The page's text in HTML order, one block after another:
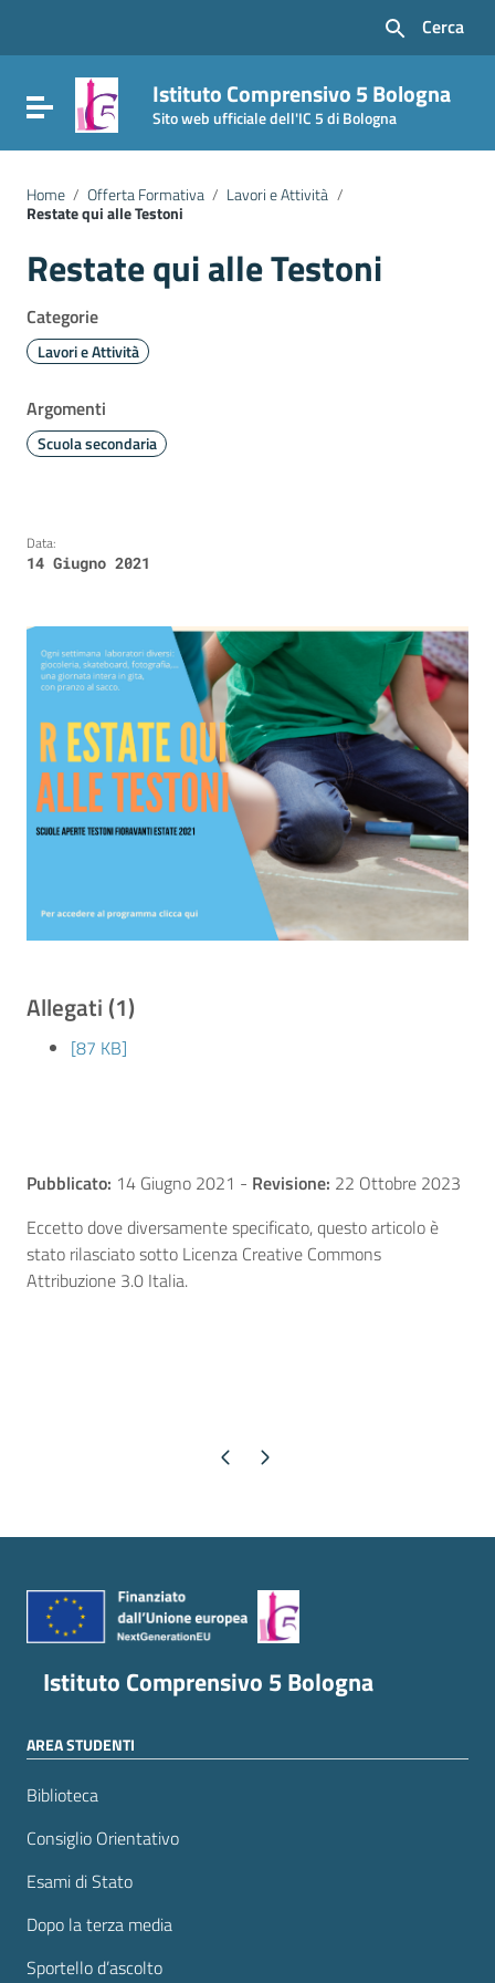
Vai al footer
Cerca
Attiva / disattiva la navigazione
Istituto Comprensivo 5 Bologna
Sito web ufficiale dell'IC 5 di Bologna
Home / Offerta Formativa / Lavori e Attività /
Restate qui alle Testoni
Restate qui alle Testoni
Categorie
Lavori e Attività
Argomenti
Scuola secondaria
Data:
14 Giugno 2021
Allegati (1)
[87 KB]
Pubblicato: 14 Giugno 2021 - Revisione: 22 Ottobre 2023
Eccetto dove diversamente specificato, questo articolo è
stato rilasciato sotto Licenza Creative Commons
Attribuzione 3.0 Italia.
Pagina precedente
Pagina successiva
Istituto Comprensivo 5 Bologna
AREA STUDENTI
Biblioteca
Consiglio Orientativo
Esami di Stato
Dopo la terza media
Sportello d’ascolto